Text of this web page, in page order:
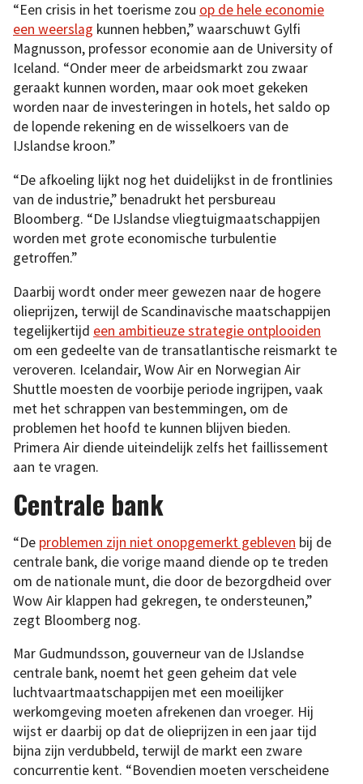
“Een crisis in het toerisme zou op de hele economie
een weerslag kunnen hebben,” waarschuwt Gylfi
Magnusson, professor economie aan de University of
Iceland. “Onder meer de arbeidsmarkt zou zwaar
geraakt kunnen worden, maar ook moet gekeken
worden naar de investeringen in hotels, het saldo op
de lopende rekening en de wisselkoers van de
IJslandse kroon.”
“De afkoeling lijkt nog het duidelijkst in de frontlinies
van de industrie,” benadrukt het persbureau
Bloomberg. “De IJslandse vliegtuigmaatschappijen
worden met grote economische turbulentie
getroffen.”
Daarbij wordt onder meer gewezen naar de hogere
olieprijzen, terwijl de Scandinavische maatschappijen
tegelijkertijd een ambitieuze strategie ontplooiden
om een gedeelte van de transatlantische reismarkt te
veroveren. Icelandair, Wow Air en Norwegian Air
Shuttle moesten de voorbije periode ingrijpen, vaak
met het schrappen van bestemmingen, om de
problemen het hoofd te kunnen blijven bieden.
Primera Air diende uiteindelijk zelfs het faillissement
aan te vragen.
Centrale bank
“De problemen zijn niet onopgemerkt gebleven bij de
centrale bank, die vorige maand diende op te treden
om de nationale munt, die door de bezorgdheid over
Wow Air klappen had gekregen, te ondersteunen,”
zegt Bloomberg nog.
Mar Gudmundsson, gouverneur van de IJslandse
centrale bank, noemt het geen geheim dat vele
luchtvaartmaatschappijen met een moeilijker
werkomgeving moeten afrekenen dan vroeger. Hij
wijst er daarbij op dat de olieprijzen in een jaar tijd
bijna zijn verdubbeld, terwijl de markt een zware
concurrentie kent. “Bovendien moeten verscheidene